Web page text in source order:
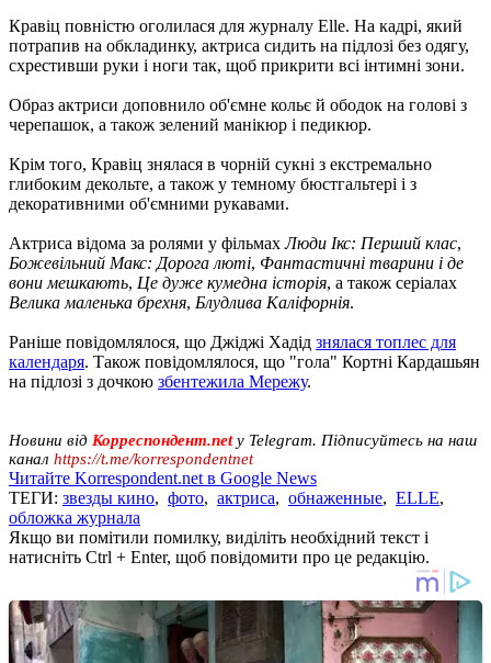
Кравіц повністю оголилася для журналу Elle. На кадрі, який
потрапив на обкладинку, актриса сидить на підлозі без одягу,
схрестивши руки і ноги так, щоб прикрити всі інтимні зони.
Образ актриси доповнило об'ємне кольє й ободок на голові з
черепашок, а також зелений манікюр і педикюр.
Крім того, Кравіц знялася в чорній сукні з екстремально
глибоким декольте, а також у темному бюстгальтері і з
декоративними об'ємними рукавами.
Актриса відома за ролями у фільмахЛюди Ікс: Перший клас,
Божевільний Макс: Дорога люті, Фантастичні тварини і де
вони мешкають, Це дуже кумедна історія, а також серіалах
Велика маленька брехня, Блудлива Каліфорнія.
Раніше повідомлялося, що Джіджі Хадід знялася топлес для
календаря. Також повідомлялося, що "гола" Кортні Кардашьян
на підлозі з дочкою збентежила Мережу.
Новини від Корреспондент.netу Telegram. Підписуйтесь на наш
канал https://t.me/korrespondentnet
Читайте Korrespondent.net в Google News
ТЕГИ: звезды кино, фото, актриса, обнаженные, ELLE,
обложка журнала
Якщо ви помітили помилку, виділіть необхідний текст і
натисніть Ctrl + Enter, щоб повідомити про це редакцію.